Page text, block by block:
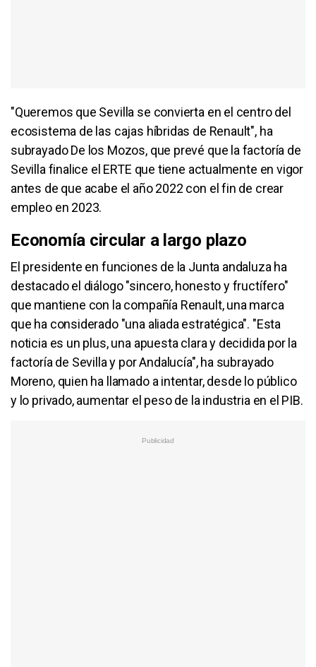
"Queremos que Sevilla se convierta en el centro del
ecosistema de las cajas híbridas de Renault", ha
subrayado De los Mozos, que prevé que la factoría de
Sevilla finalice el ERTE que tiene actualmente en vigor
antes de que acabe el año 2022 con el fin de crear
empleo en 2023.
Economía circular a largo plazo
El presidente en funciones de la Junta andaluza ha
destacado el diálogo "sincero, honesto y fructífero"
que mantiene con la compañía Renault, una marca
que ha considerado "una aliada estratégica". "Esta
noticia es un plus, una apuesta clara y decidida por la
factoría de Sevilla y por Andalucía", ha subrayado
Moreno, quien ha llamado a intentar, desde lo público
y lo privado, aumentar el peso de la industria en el PIB.